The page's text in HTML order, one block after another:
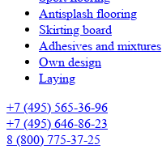
Antisplash flooring
Skirting board
Adhesives and mixtures
Own design
Laying
+7 (495) 565-36-96
+7 (495) 646-86-23
8 (800) 775-37-25